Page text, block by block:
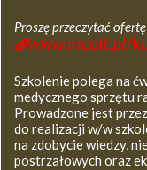
Proszę przeczytać
www.incolt.pl/
Szkolenie polega na
medycznego sprzętu
Prowadzone jest
do realizacji w/w
na zdobycie wiedzy,
postrzałowych oraz